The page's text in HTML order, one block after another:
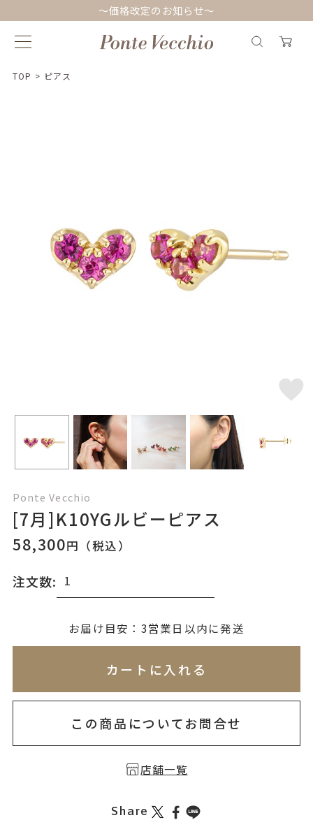
～価格改定のお知らせ～
TOP > ピアス
Ponte Vecchio
[7月]K10YGルビーピアス
58,300円（税込）
注文数:
(刻印について)※必ず選択ください
お届け目安：3営業日以内に発送
カートに入れる
この商品についてお問合せ
店舗一覧
Share